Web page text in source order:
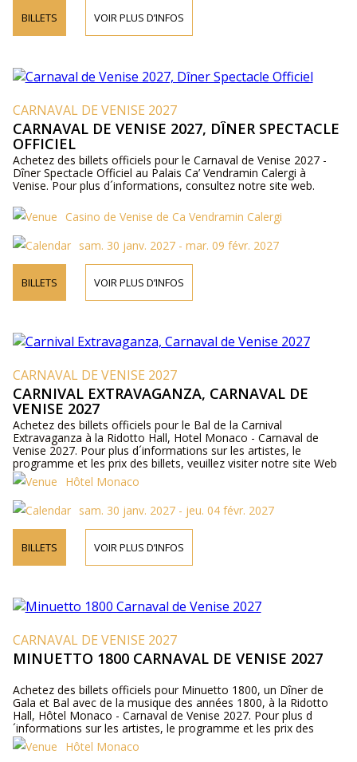
BILLETS VOIR PLUS D’INFOS
CARNAVAL DE VENISE 2027
CARNAVAL DE VENISE 2027, DÎNER SPECTACLE
OFFICIEL
Achetez des billets officiels pour le Carnaval de Venise 2027 -
Dîner Spectacle Officiel au Palais Ca’ Vendramin Calergi à
Venise. Pour plus d´informations, consultez notre site web.
Casino de Venise de Ca Vendramin Calergi
sam. 30 janv. 2027 - mar. 09 févr. 2027
BILLETS VOIR PLUS D’INFOS
CARNAVAL DE VENISE 2027
CARNIVAL EXTRAVAGANZA, CARNAVAL DE
VENISE 2027
Achetez des billets officiels pour le Bal de la Carnival
Extravaganza à la Ridotto Hall, Hotel Monaco - Carnaval de
Venise 2027. Pour plus d´informations sur les artistes, le
programme et les prix des billets, veuillez visiter notre site Web
ou nous contacter par téléphone.
Hôtel Monaco
sam. 30 janv. 2027 - jeu. 04 févr. 2027
BILLETS VOIR PLUS D’INFOS
CARNAVAL DE VENISE 2027
MINUETTO 1800 CARNAVAL DE VENISE 2027
Achetez des billets officiels pour Minuetto 1800, un Dîner de
Gala et Bal avec de la musique des années 1800, à la Ridotto
Hall, Hôtel Monaco - Carnaval de Venise 2027. Pour plus d
´informations sur les artistes, le programme et les prix des
billets, veuillez visiter notre site Web ou nous contacter par
téléphone.Hôtel Monaco